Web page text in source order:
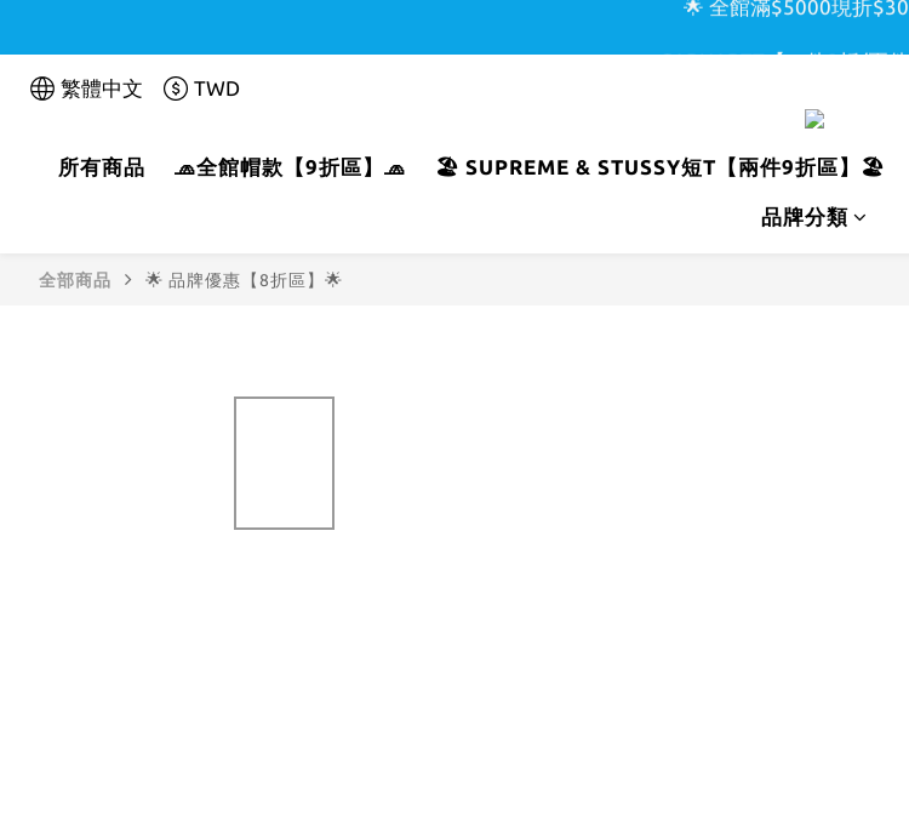
繁體中文 TWD
所有商品 🧢全館帽款【9折區】🧢 🏖️ SUPREME & STUSSY短T【兩件9折區】🏖️
品牌分類
全部商品 🌟 品牌優惠【8折區】🌟